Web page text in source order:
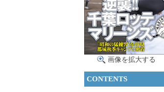
画像を拡大する
CONTENTS